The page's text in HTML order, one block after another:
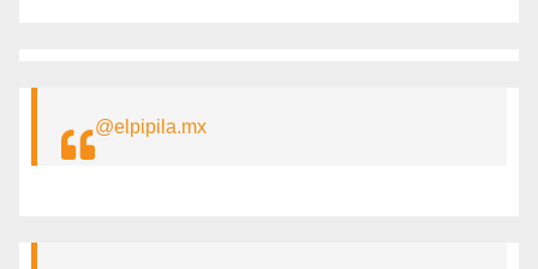
@elpipila.mx